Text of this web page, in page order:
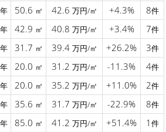
年 50.6 ㎡ 42.6 万円/㎡ +4.3% 8件
年 42.9 ㎡ 40.8 万円/㎡ +3.4% 7件
年 31.7 ㎡ 39.4 万円/㎡ +26.2% 3件
年 20.0 ㎡ 31.2 万円/㎡ -11.3% 4件
年 20.0 ㎡ 35.2 万円/㎡ +11.0% 2件
年 35.6 ㎡ 31.7 万円/㎡ -22.9% 8件
年 85.0 ㎡ 41.2 万円/㎡ +51.4% 1 件